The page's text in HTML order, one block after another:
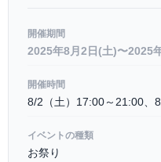
開催期間
2025年8月2日(土)〜2025
開催時間
8/2（土）17:00～21:00、
イベントの種類
お祭り